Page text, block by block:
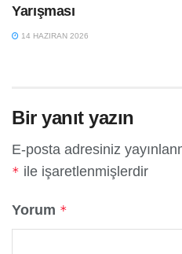
Yarışması
14 HAZIRAN 2026
Bir yanıt yazın
E-posta adresiniz
* ile işaretlenmişlerdir
Yorum *